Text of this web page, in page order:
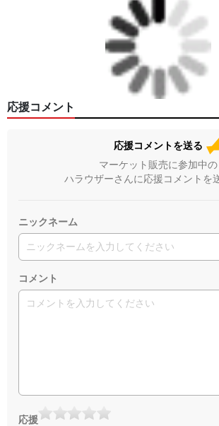
応援コメント
応援コメントを送る
マーケット販売に参加中の
ハラウザーさんに応援コメントを
ニックネーム
コメント
応援